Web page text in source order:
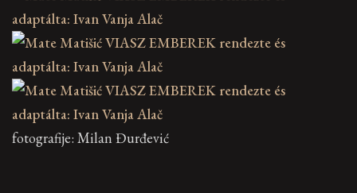
fotografije: Milan Đurđević